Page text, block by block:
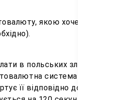
якою хоче заплатити
в польських злотих чи
система оплати
її відповідно до поточного